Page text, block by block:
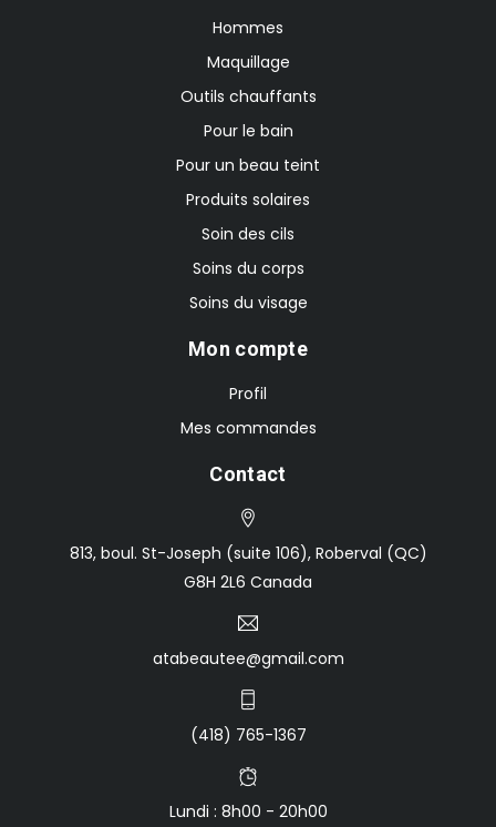
Hommes
Maquillage
Outils chauffants
Pour le bain
Pour un beau teint
Produits solaires
Soin des cils
Soins du corps
Soins du visage
Mon compte
Profil
Mes commandes
Contact
813, boul. St-Joseph (suite 106), Roberval (QC)
G8H 2L6 Canada
atabeautee@gmail.com
(418) 765-1367
Lundi : 8h00 - 20h00